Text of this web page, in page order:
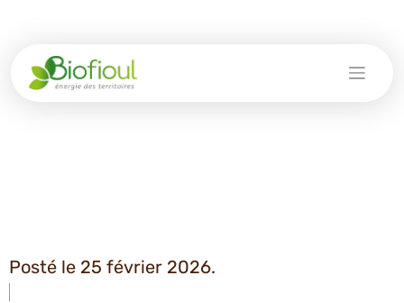
Posté le 25 février 2026.